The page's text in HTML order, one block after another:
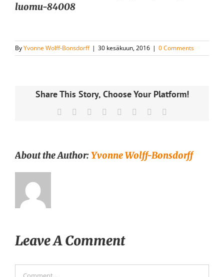
luomu-84008
ByYvonne Wolff-Bonsdorff | 30 kesäkuun, 2016 | 0 Comments
Share This Story, Choose Your Platform!
Facebook Reddit LinkedIn
TumblrPinterest
About the Author:Yvonne Wolff-Bonsdorff
Leave A Comment